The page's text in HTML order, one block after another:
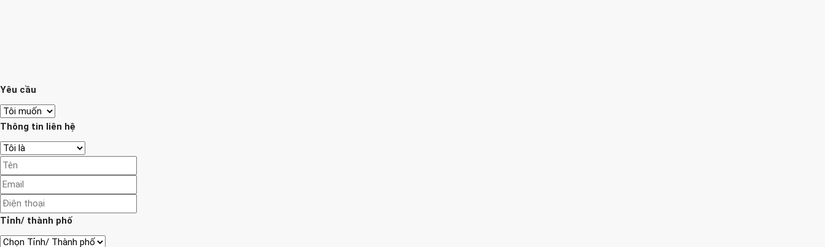
Yêu cầu
Thông tin liên hệ
Tỉnh/ thành phố